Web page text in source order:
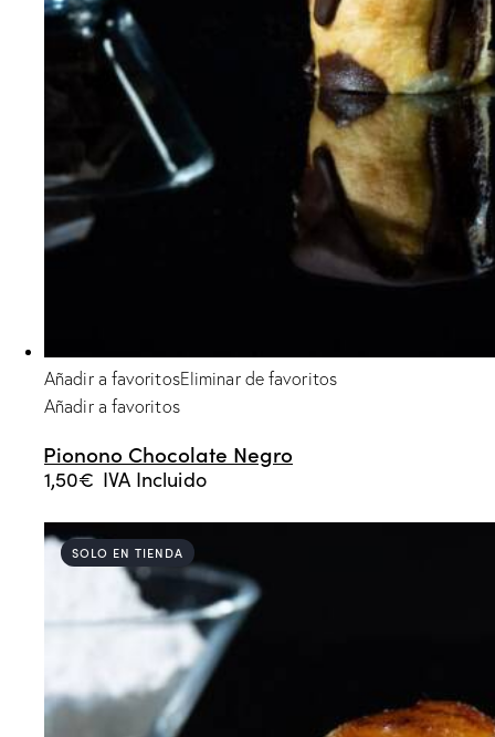
Añadir a favoritosEliminar de favoritos
Añadir a favoritos
Pionono Chocolate Negro
1,50€ IVA Incluido
SOLO EN TIENDA